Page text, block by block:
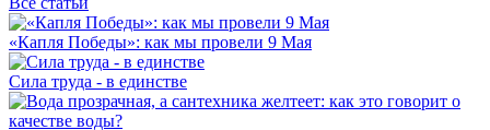
«Капля Победы»: как мы провели 9 Мая
Сила труда - в единстве